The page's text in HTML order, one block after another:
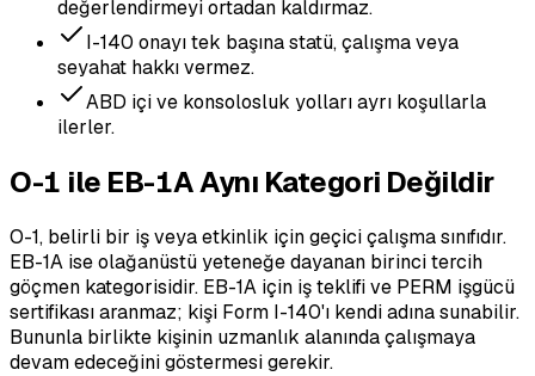
değerlendirmeyi ortadan kaldırmaz.
I-140 onayı tek başına statü, çalışma veya
seyahat hakkı vermez.
ABD içi ve konsolosluk yolları ayrı koşullarla
ilerler.
O-1 ile EB-1A Aynı Kategori Değildir
O-1, belirli bir iş veya etkinlik için geçici çalışma sınıfıdır.
EB-1A ise olağanüstü yeteneğe dayanan birinci tercih
göçmen kategorisidir. EB-1A için iş teklifi ve PERM işgücü
sertifikası aranmaz; kişi Form I-140'ı kendi adına sunabilir.
Bununla birlikte kişinin uzmanlık alanında çalışmaya
devam edeceğini göstermesi gerekir.